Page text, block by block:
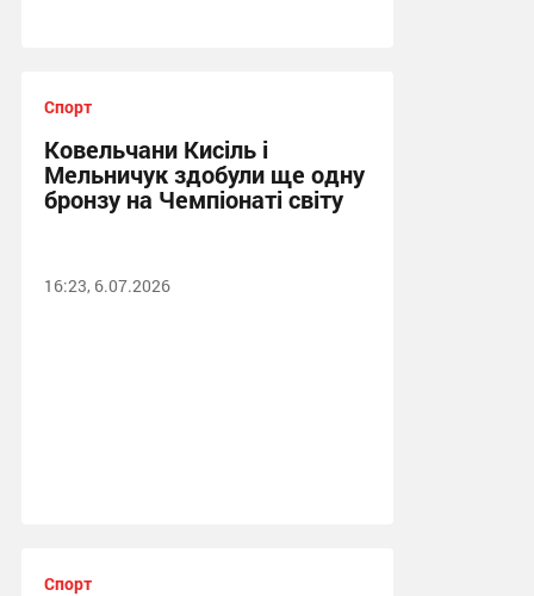
Спорт
Ковельчани Кисіль і
Мельничук здобули ще одну
бронзу на Чемпіонаті світу
16:23, 6.07.2026
Спорт